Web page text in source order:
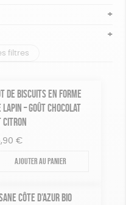
vert
artisanale
filtres
DE BISCUITS EN FORME
LAPIN – GOÛT CHOCOLAT
CITRON
€
Ajouter au panier
CÔTE D’AZUR BIO